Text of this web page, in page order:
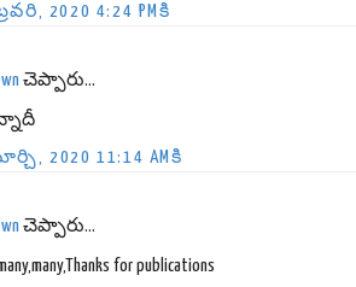
2020 4:24 PMకి
చెప్పారు...
2020 11:14 AMకి
చెప్పారు...
for publications